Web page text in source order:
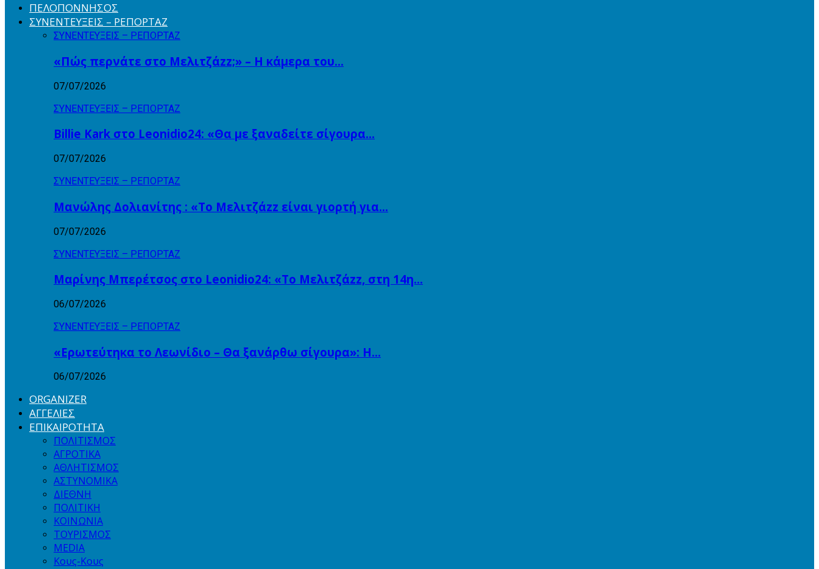
ΠΕΛΟΠΟΝΝΗΣΟΣ
ΣΥΝΕΝΤΕΥΞΕΙΣ – ΡΕΠΟΡΤΑΖ
ΣΥΝΕΝΤΕΥΞΕΙΣ – ΡΕΠΟΡΤΑΖ
«Πώς περνάτε στο Μελιτζάzz;» – Η κάμερα του…
07/07/2026
ΣΥΝΕΝΤΕΥΞΕΙΣ – ΡΕΠΟΡΤΑΖ
Billie Kark στο Leonidio24: «Θα με ξαναδείτε σίγουρα…
07/07/2026
ΣΥΝΕΝΤΕΥΞΕΙΣ – ΡΕΠΟΡΤΑΖ
Μανώλης Δολιανίτης : «Το Μελιτζάzz είναι γιορτή για…
07/07/2026
ΣΥΝΕΝΤΕΥΞΕΙΣ – ΡΕΠΟΡΤΑΖ
Μαρίνης Μπερέτσος στο Leonidio24: «Το Μελιτζάzz, στη 14η…
06/07/2026
ΣΥΝΕΝΤΕΥΞΕΙΣ – ΡΕΠΟΡΤΑΖ
«Ερωτεύτηκα το Λεωνίδιο – Θα ξανάρθω σίγουρα»: Η…
06/07/2026
ORGANIZER
ΑΓΓΕΛΙΕΣ
ΕΠΙΚΑΙΡΟΤΗΤΑ
ΠΟΛΙΤΙΣΜΟΣ
ΑΓΡΟΤΙΚΑ
ΑΘΛΗΤΙΣΜΟΣ
ΑΣΤΥΝΟΜΙΚΑ
ΔΙΕΘΝΗ
ΠΟΛΙΤΙΚΗ
ΚΟΙΝΩΝΙΑ
ΤΟΥΡΙΣΜΟΣ
MEDIA
Κους-Κους